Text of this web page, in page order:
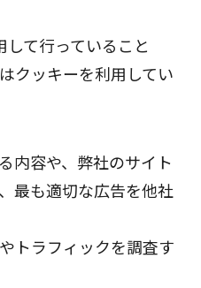
て行っていること
クッキーを利用してい
内容や、弊社のサイト
最も適切な広告を他社
トラフィックを調査す